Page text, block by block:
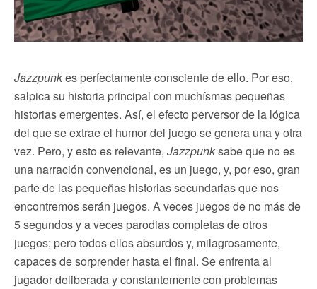
Jazzpunkes perfectamente consciente de ello. Por eso,
salpica su historia principal con muchísmas pequeñas
historias emergentes. Así, el efecto perversor de la lógica
del que se extrae el humor del juego se genera una y otra
vez. Pero, y esto es relevante, Jazzpunksabe que no es
una narración convencional, es un juego, y, por eso, gran
parte de las pequeñas historias secundarias que nos
encontremos serán juegos. A veces juegos de no más de
5 segundos y a veces parodias completas de otros
juegos; pero todos ellos absurdos y, milagrosamente,
capaces de sorprender hasta el final. Se enfrenta al
jugador deliberada y constantemente con problemas